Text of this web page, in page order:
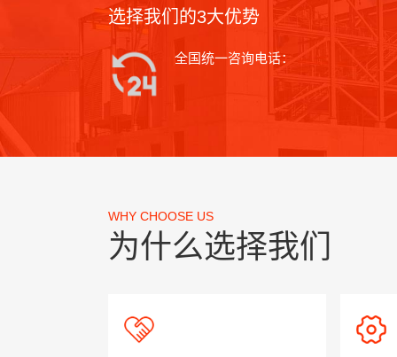
选择我们的3大优势
全国统一咨询电话：
WHY CHOOSE US
为什么选择我们